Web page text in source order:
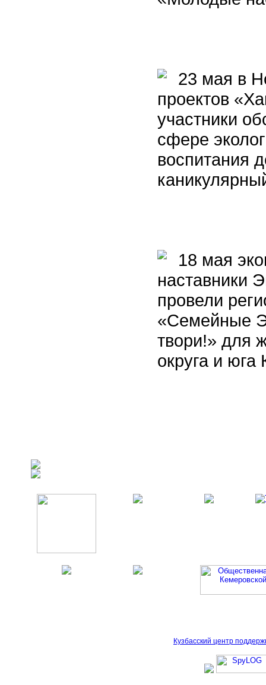
23 мая в
проектов
участники
сфере
воспитания
18 мая
наставники
провели
«Семейные
твори!» для
округа и юга
Кузбасский центр